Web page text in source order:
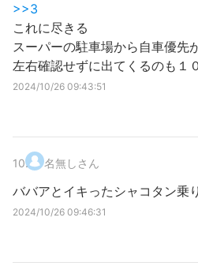
>>3
これに尽きる
スーパーの駐車場から自車優先
左右確認せずに出てくるのも１
2024/10/26 09:43:51
10. 名無しさん
ババアとイキったシャコタン乗
2024/10/26 09:46:31